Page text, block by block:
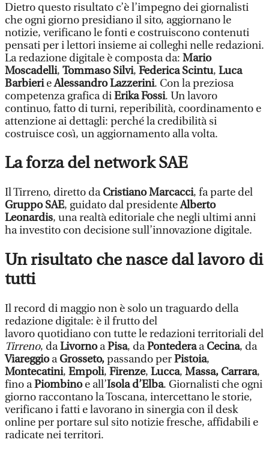
Dietro questo risultato c’è l’impegno dei giornalisti
che ogni giorno presidiano il sito, aggiornano le
notizie, verificano le fonti e costruiscono contenuti
pensati per i lettori insieme ai colleghi nelle redazioni.
La redazione digitale è composta da: Mario
Moscadelli, Tommaso Silvi, Federica Scintu, Luca
BarbierieAlessandro Lazzerini. Con la preziosa
competenza grafica diErika Fossi. Un lavoro
continuo, fatto di turni, reperibilità, coordinamento e
attenzione ai dettagli: perché la credibilità si
costruisce così, un aggiornamento alla volta.
La forza del network SAE
Il Tirreno, diretto daCristiano Marcacci, fa parte del
Gruppo SAE, guidato dal presidenteAlberto
Leonardis, una realtà editoriale che negli ultimi anni
ha investito con decisione sull’innovazione digitale.
Un risultato che nasce dal lavoro di
tutti
Il record di maggio non è solo un traguardo della
redazione digitale: è il frutto del
lavoro quotidiano con tutte le redazioni territoriali del
Tirreno, daLivornoaPisa, daPontederaaCecina, da
ViareggioaGrosseto,passando perPistoia,
Montecatini, Empoli, Firenze, Lucca, Massa, Carrara,
fino aPiombinoe all’Isola d’Elba. Giornalisti che ogni
giorno raccontano la Toscana, intercettano le storie,
verificano i fatti e lavorano in sinergia con il desk
online per portare sul sito notizie fresche, affidabili e
radicate nei territori.